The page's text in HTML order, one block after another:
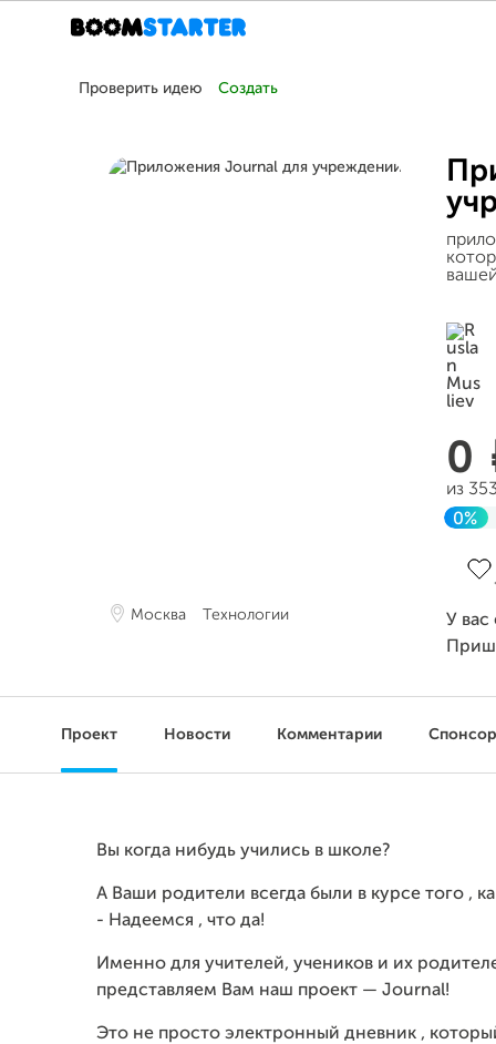
Проверить идею Создать
Москва Технологии
0
из
0%
У вас
Проект Новости Комментарии
Вы когда нибудь учились в школе?
А Ваши родители всегда были в курсе того ,
- Надеемся , что да!
Именно для учителей, учеников и их
представляем Вам наш проект — Journal!
Это не просто электронный дневник ,